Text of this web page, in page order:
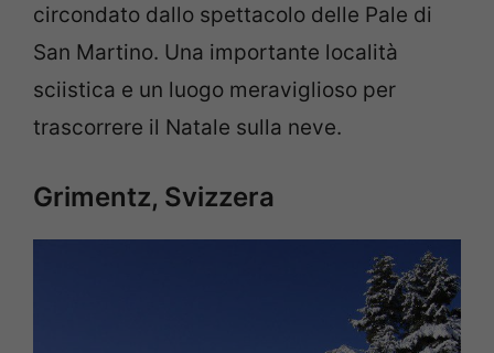
circondato dallo spettacolo delle Pale di
San Martino. Una importante località
sciistica e un luogo meraviglioso per
trascorrere il Natale sulla neve.
Grimentz, Svizzera